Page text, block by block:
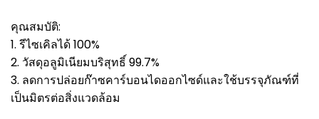
คุณสมบัติ:
1. รีไซเคิลได้ 100%
2. วัสดุอลูมิเนียมบริสุทธิ์ 99.7%
3. ลดการปล่อยก๊าซคาร์บอนไดออกไซด์และใช้บรรจุภัณฑ์ที่
เป็นมิตรต่อสิ่งแวดล้อม